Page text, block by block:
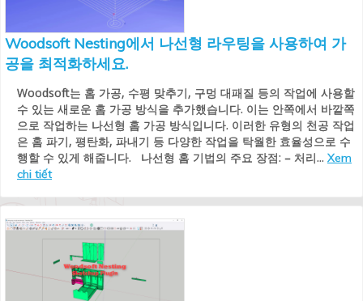
Woodsoft Nesting에서 나선형 라우팅을 사용하여 가
공을 최적화하세요.
Woodsoft는 홈 가공, 수평 맞추기, 구멍 대패질 등의 작업에 사용할
수 있는 새로운 홈 가공 방식을 추가했습니다. 이는 안쪽에서 바깥쪽
으로 작업하는 나선형 홈 가공 방식입니다. 이러한 유형의 천공 작업
은 홈 파기, 평탄화, 파내기 등 다양한 작업을 탁월한 효율성으로 수
행할 수 있게 해줍니다. 나선형 홈 기법의 주요 장점: – 처리... Xem
chi tiết